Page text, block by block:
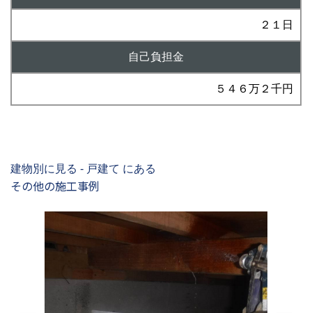
２１日
自己負担金
５４６万２千円
建物別に見る - 戸建て にある
その他の施工事例